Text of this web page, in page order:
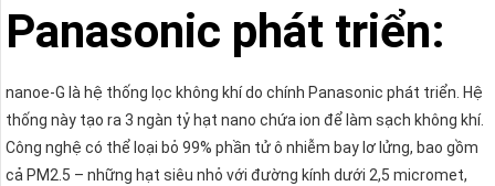
Panasonic phát triển:
nanoe-G là hệ thống lọc không khí do chính Panasonic phát triển. Hệ
thống này tạo ra 3 ngàn tỷ hạt nano chứa ion để làm sạch không khí.
Công nghệ có thể loại bỏ 99% phần tử ô nhiễm bay lơ lửng, bao gồm
cả PM2.5 – những hạt siêu nhỏ với đường kính dưới 2,5 micromet,